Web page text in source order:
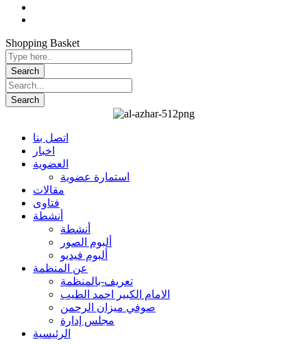
Shopping Basket
اتصل بنا
اخبار
العضوية
استمارة عضوية
مقالات
فتاوى
أنشطة
أنشطة
ألبوم الصور
ألبوم فيديو
عن المنظمة
تعريف-بالمنظمة
الامام الكبير احمد الطيب
صوفي ميزان الرحمن
مجلس إدارة
الرئيسية